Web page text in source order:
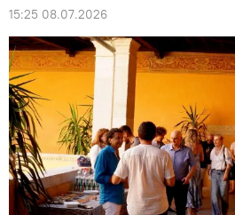
15:25 08.07.2026